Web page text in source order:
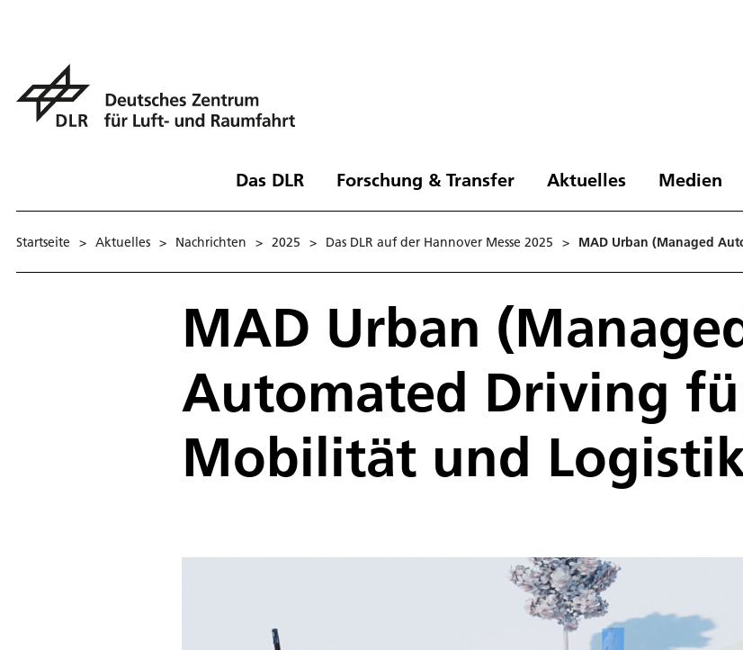
Das DLR Forschung & Transfer Aktuelles Medien
Startseite > Aktuelles > Nachrichten > 2025 > Das DLR auf der Hannover Messe 2025 > MAD Urban (Managed
MAD Urban
Automated Driving
Mobilität und